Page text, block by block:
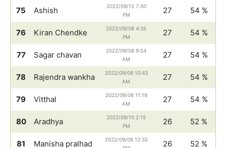
75 Ashish
2022/09/12 7:50
PM
27 54 %
76 Kiran Chendke
2022/09/08 4:35
PM
27 54 %
77 Sagar chavan
2022/09/08 9:54
AM
27 54 %
78 Rajendra wankha
2022/09/08 10:43
AM
27 54 %
79 Vitthal
2022/09/08 11:18
AM
27 54 %
80 Aradhya
2022/09/10 2:15
PM
26 52 %
81 Manisha pralhad
2022/09/08 12:32
26 52 %